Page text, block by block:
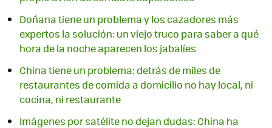
Doñana tiene un problema y los cazadores más
expertos la solución: un viejo truco para saber a qué
hora de la noche aparecen los jabalíes
China tiene un problema: detrás de miles de
restaurantes de comida a domicilio no hay local, ni
cocina, ni restaurante
Imágenes por satélite no dejan dudas: China ha